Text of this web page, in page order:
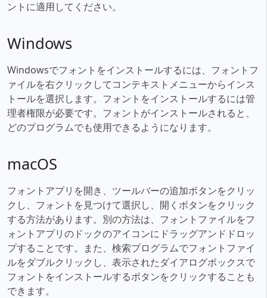
ントに適用してください。
Windows
Windowsでフォントをインストールするには、フォントフ
ァイルを右クリックしてコンテキストメニューからインス
トールを選択します。フォントをインストールするには管
理者権限が必要です。フォントがインストールされると、
どのプログラムでも使用できるようになります。
macOS
フォントアプリを開き、ツールバーの追加ボタンをクリッ
クし、フォントを見つけて選択し、開くボタンをクリック
する方法があります。別の方法は、フォントファイルをフ
ォントアプリのドックのアイコンにドラッグアンドドロッ
プすることです。また、検索プログラムでフォントファイ
ルをダブルクリックし、表示されたダイアログボックスで
フォントをインストールするボタンをクリックすることも
できます。